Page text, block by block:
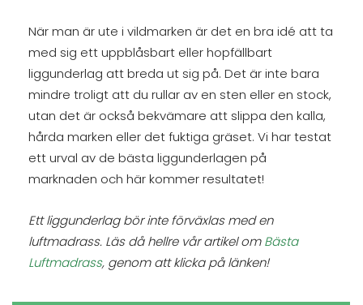
När man är ute i vildmarken är det en bra idé att ta
med sig ett uppblåsbart eller hopfällbart
liggunderlag att breda ut sig på. Det är inte bara
mindre troligt att du rullar av en sten eller en stock,
utan det är också bekvämare att slippa den kalla,
hårda marken eller det fuktiga gräset. Vi har testat
ett urval av de bästa liggunderlagen på
marknaden och här kommer resultatet!
Ett liggunderlag bör inte förväxlas med en
luftmadrass. Läs då hellre vår artikel omBästa
Luftmadrass, genom att klicka på länken!